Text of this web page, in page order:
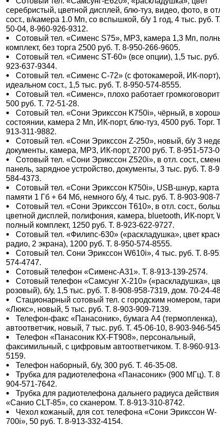
серебристый, цветной дисплей, блю-туз, видео, фото, в
сост., в/камера 1.0 Мп, со вспышкой, б/у 1 год, 4 тыс. руб.
50-04, 8-960-926-9312.
Сотовый тел. «Сименс S75», МР3, камера 1,3 Мп,
комплект, без торга 2500 руб. Т. 8-950-266-9605.
Сотовый тел. «Сименс ST-60» (все опции), 1,5 тыс. руб.
923-637-9344.
Сотовый тел. «Сименс С-72» (с фотокамерой, ИК-
идеальном сост., 1,5 тыс. руб. Т. 8-950-574-8555.
Сотовый тел. «Сименс», плохо работает
500 руб. Т. 72-51-28.
Сотовый тел. «Сони Эрикссон K750i», чёрный, в
состоянии, камера 2 Мп, ИК-порт, блю-туз, 4500 руб. Торг.
913-311-9882.
Сотовый тел. «Сони Эрикссон Z-250», новый, б/у 3
документы, камера, МР3, ИК-порт, 2700 руб. Т. 8-951-573-
Сотовый тел. «Сони Эрикссон Z520i», в отл. сост.,
панель, зарядное устройство, документы, 3 тыс. руб. Т. 8-
584-4373.
Сотовый тел. «Сони Эрикссон К750i», USB-шнур, карта
памяти 1 Гб + 64 Мб, немного б/у, 4 тыс. руб. Т. 8-903-908-
Сотовый тел. «Сони Эрикссон Т610», в отл. сост.,
цветной дисплей, полифония, камера, bluetooth, ИК-порт,
полный комплект, 1250 руб. Т. 8-923-622-9727.
Сотовый тел. «Филипс-630» («раскладушка», цвет
радио, 2 экрана), 1200 руб. Т. 8-950-574-8555.
Сотовый тел. Сони Эрикссон W610i», 4 тыс. руб. Т. 8-
574-4747.
Сотовый телефон «Сименс-А31». Т. 8-913-139-2574.
Сотовый телефон «Самсунг Х-210» («раскладушка»,
розовый), б/у, 1,5 тыс. руб. Т. 8-908-958-7319, дом. 70-24-
Стационарный сотовый тел. с городским номером,
«Люкс», новый, 5 тыс. руб. Т. 8-903-909-7139.
Телефон-факс «Панасоник», бумага А4 (термопленка),
автоответчик, новый, 7 тыс. руб. Т. 45-06-10, 8-903-946-
Телефон «Панасоник КХ-FT908», персональный,
факсимильный, с цифровым автоответчиком. Т. 8-960-
5159.
Телефон наборный, б/у, 300 руб. Т. 46-35-08.
Трубка для радиотелефона «Панасоник» (900 МГц). Т.
904-571-7642.
Трубка для радиотелефона дальнего радиуса действия
«Санио CLT-85», со сканером. Т. 8-913-310-8742.
Чехол кожаный, для сот. телефона «Сони Эрикссон W-
700i», 50 руб. Т. 8-913-332-4154.